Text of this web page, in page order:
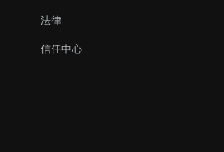
法律
信任中心